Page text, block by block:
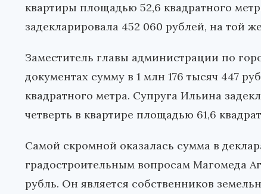
квартиры площадью 52,6 квадратного
задекларировала 452 060 рублей, на той
Заместитель главы администрации по
документах сумму в 1 млн 176 тысяч 447
квадратного метра. Супруга Ильина
четверть в квартире площадью 61,6
Самой скромной оказалась сумма в
градостроительным вопросам Магомеда
рубль. Он является собственников